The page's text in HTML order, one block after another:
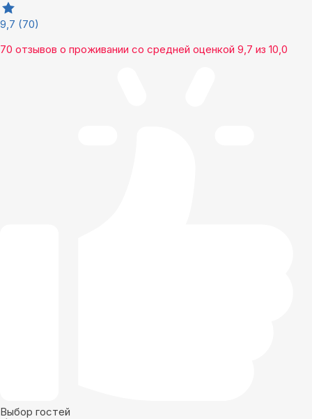
9,7 (70)
70 отзывов о проживании со средней оценкой 9,7 из 10,0
Выбор гостей